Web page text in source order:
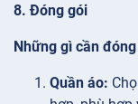
8. Đóng gói
Những gì cần
Quần áo: